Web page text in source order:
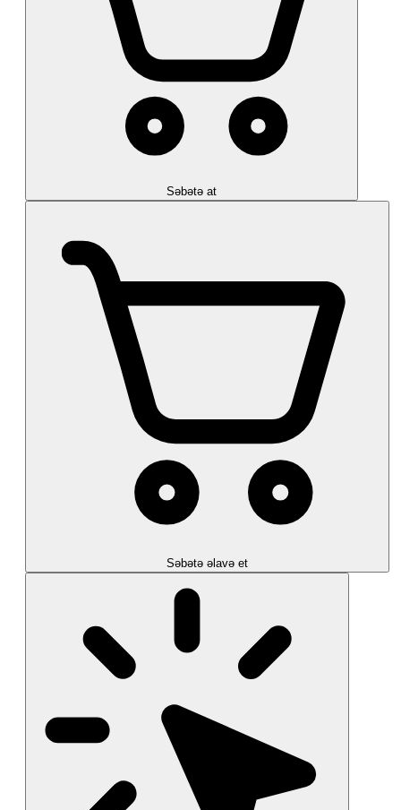
Səbətə at
Səbətə əlavə et